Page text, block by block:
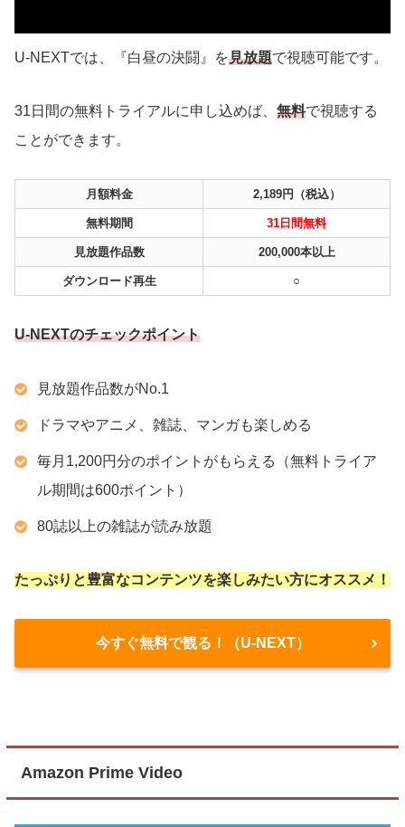
U-NEXTでは、『白昼の決闘』を見放題で視聴可能です。
31日間の無料トライアルに申し込めば、 無料で視聴する
ことができます。
月額料金 2,189円（税込）
無料期間 31日間無料
見放題作品数 200,000本以上
ダウンロード再生 ○
U-NEXTのチェックポイント
見放題作品数がNo.1
ドラマやアニメ、雑誌、マンガも楽しめる
毎月1,200円分のポイントがもらえる（無料トライア
ル期間は600ポイント）
80誌以上の雑誌が読み放題
たっぷりと豊富なコンテンツを楽しみたい方にオススメ！
今すぐ無料で観る！（U-NEXT）
Amazon Prime Video